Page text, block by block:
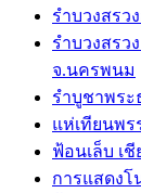
รำบวงสรว
รำบวงสรว
จ.นครพนม
รำบูชาพระ
แห่เทียนพร
ฟ้อนเล็บ เชี
การแสดง